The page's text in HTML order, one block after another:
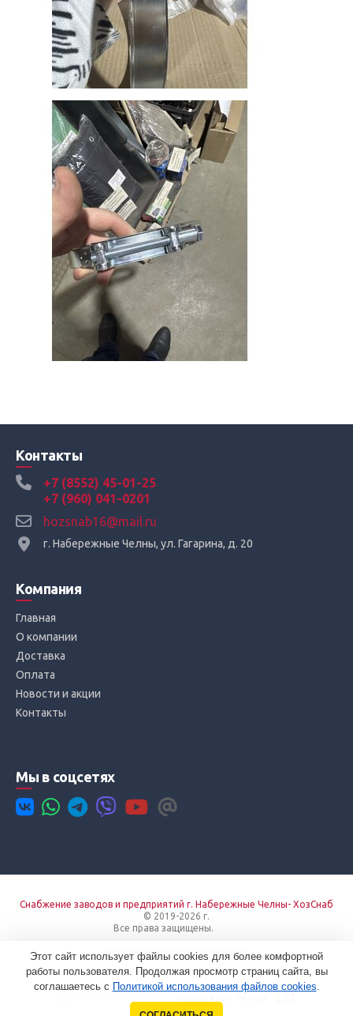
Контакты
+7 (8552) 45-01-25
+7 (960) 041-0201
hozsnab16@mail.ru
г. Набережные Челны, ул. Гагарина, д. 20
Компания
Главная
О компании
Доставка
Оплата
Новости и акции
Контакты
Мы в соцсетях
Снабжение заводов и предприятий г. Набережные Челны- ХозСнаб
© 2019-2026 г.
Все права защищены.
Пользовательское соглашение
Создание сайтов в
Этот сайт использует файлы cookies для более комфортной
работы пользователя. Продолжая просмотр страниц сайта, вы
соглашаетесь с Политикой использования файлов cookies.